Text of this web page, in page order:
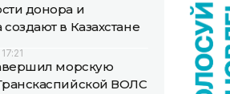
донора и
в Казахстане
морскую
ВОЛС